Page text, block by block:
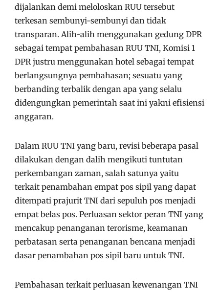
dijalankan demi meloloskan RUU tersebut
terkesan sembunyi-sembunyi dan tidak
transparan. Alih-alih menggunakan gedung DPR
sebagai tempat pembahasan RUU TNI, Komisi 1
DPR justru menggunakan hotel sebagai tempat
berlangsungnya pembahasan; sesuatu yang
berbanding terbalik dengan apa yang selalu
didengungkan pemerintah saat ini yakni efisiensi
anggaran.
Dalam RUU TNI yang baru, revisi beberapa pasal
dilakukan dengan dalih mengikuti tuntutan
perkembangan zaman, salah satunya yaitu
terkait penambahan empat pos sipil yang dapat
ditempati prajurit TNI dari sepuluh pos menjadi
empat belas pos. Perluasan sektor peran TNI yang
mencakup penanganan terorisme, keamanan
perbatasan serta penanganan bencana menjadi
dasar penambahan pos sipil baru untuk TNI.
Pembahasan terkait perluasan kewenangan TNI